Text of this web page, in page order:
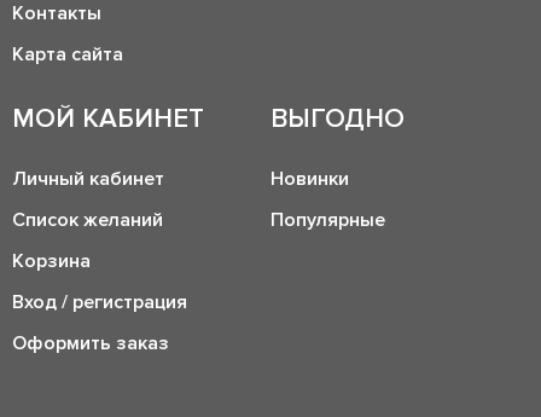
Контакты
Карта сайта
МОЙ КАБИНЕТ
Личный кабинет
Список желаний
Корзина
Вход / регистрация
Оформить заказ
ВЫГОДНО
Новинки
Популярные